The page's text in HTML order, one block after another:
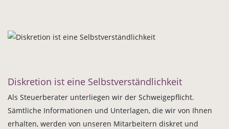
Diskretion ist eine Selbstverständlichkeit
Als Steuerberater unterliegen wir der Schweigepflicht.
Sämtliche Informationen und Unterlagen, die wir von Ihnen
erhalten, werden von unseren Mitarbeitern diskret und